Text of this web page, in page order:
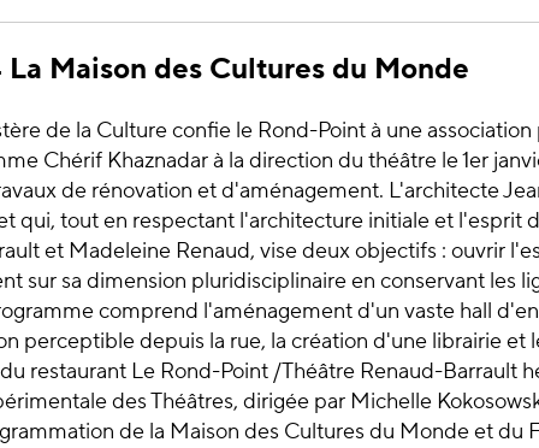
La Maison des Cultures du Monde
de la Culture confie le Rond-Point à une
Chérif Khaznadar à la direction du théâtre le 1er
de rénovation et d'aménagement. L'architecte
qui, tout en respectant l'architecture initiale et l'esprit
et Madeleine Renaud, vise deux objectifs : ouvrir
sur sa dimension pluridisciplinaire en conservant les
comprend l'aménagement d'un vaste hall
perceptible depuis la rue, la création d'une librairie et
restaurant Le Rond-Point /Théâtre Renaud-Barrault
des Théâtres, dirigée par Michelle
de la Maison des Cultures du Monde et du